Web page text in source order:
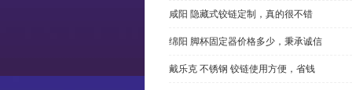
咸阳 隐藏式铰链定制，真的很不错
绵阳 脚杯固定器价格多少，秉承诚信
戴乐克 不锈钢 铰链使用方便，省钱